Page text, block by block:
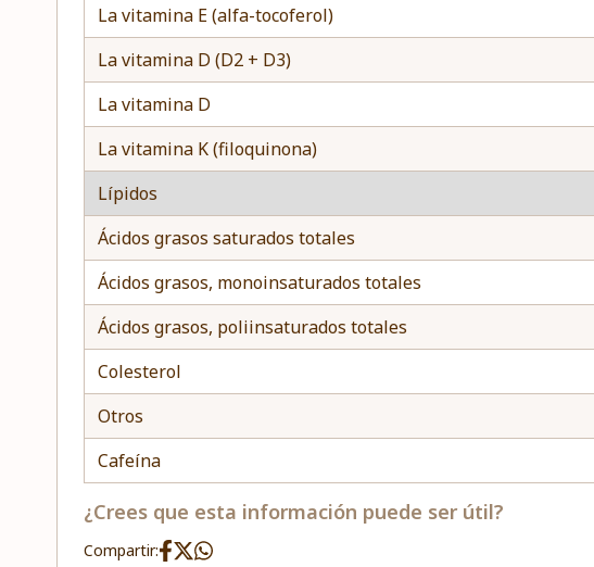
La vitamina E (alfa-tocoferol)
La vitamina D (D2 + D3)
La vitamina D
La vitamina K (filoquinona)
Lípidos
Ácidos grasos saturados totales
Ácidos grasos, monoinsaturados totales
Ácidos grasos, poliinsaturados totales
Colesterol
Otros
Cafeína
¿Crees que esta información puede ser útil?
Compartir: